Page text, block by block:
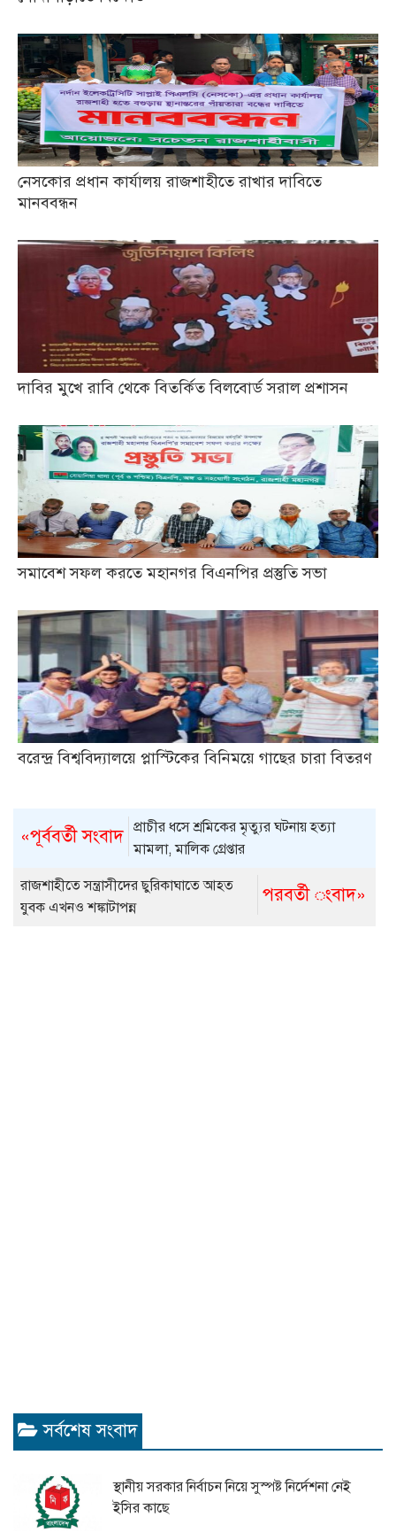
নেসকোর প্রধান কার্যালয় রাজশাহীতে রাখার দাবিতে
মানববন্ধন
দাবির মুখে রাবি থেকে বিতর্কিত বিলবোর্ড সরাল প্রশাসন
সমাবেশ সফল করতে মহানগর বিএনপির প্রস্তুতি সভা
বরেন্দ্র বিশ্ববিদ্যালয়ে প্লাস্টিকের বিনিময়ে গাছের চারা বিতরণ
«পূর্ববর্তী সংবাদ প্রাচীর ধসে শ্রমিকের মৃত্যুর ঘটনায় হত্যা
মামলা, মালিক গ্রেপ্তার
পরবর্তী ংবাদ»
রাজশাহীতে সন্ত্রাসীদের ছুরিকাঘাতে আহত
যুবক এখনও শঙ্কাটাপন্ন
সর্বশেষ সংবাদ
স্থানীয় সরকার নির্বাচন নিয়ে সুস্পষ্ট নির্দেশনা নেই
ইসির কাছে